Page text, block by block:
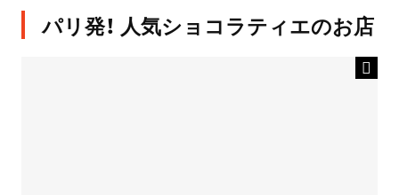
パリ発！ 人気ショコラティエのお店